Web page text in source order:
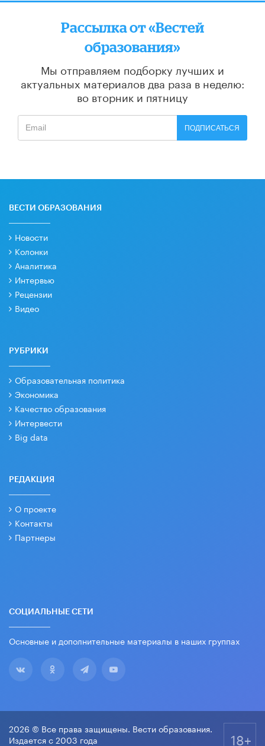
Рассылка от «Вестей
образования»
Мы отправляем подборку лучших и
актуальных материалов два раза в неделю:
во вторник и пятницу
ПОДПИСАТЬСЯ
ВЕСТИ ОБРАЗОВАНИЯ
Новости
Колонки
Аналитика
Интервью
Рецензии
Видео
РУБРИКИ
Образовательная политика
Экономика
Качество образования
Интервести
Big data
РЕДАКЦИЯ
О проекте
Контакты
Партнеры
СОЦИАЛЬНЫЕ СЕТИ
Основные и дополнительные материалы в наших группах
2026 © Все права защищены. Вести образования.
Издается с 2003 года
18+